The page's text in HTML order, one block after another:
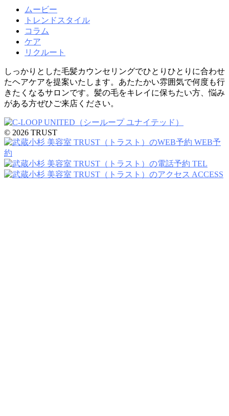
ムービー
トレンドスタイル
コラム
ケア
リクルート
しっかりとした毛髪カウンセリングでひとりひとりに合わせ
たヘアケアを提案いたします。あたたかい雰囲気で何度も行
きたくなるサロンです。髪の毛をキレイに保ちたい方、悩み
がある方ぜひご来店ください。
© 2026 TRUST
WEB予
約
TEL
ACCESS